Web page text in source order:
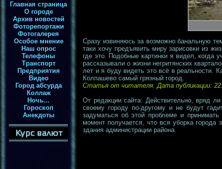
Главная страница
О городе
Архив новостей
Фоторепортажи
Фотогалерея
Особое мнение
Наш опрос
Телефоны
Транспорт
Предприятия
Видео
Город абсурда
Коллаж
Ночь...
Гороскоп
Анекдоты
Сразу извиняюсь за возможно банальную
таки хочу предъявить миру зарисовки из
где это. Подобные картинки я видел, когда
рассказывали о жизни негритянских
лет и я буду видеть это всё в реальности.
Колпашево самый грязный город.
Статья от читателя. Дата публикации:
От редакции сайта: Действительно, вряд
своему городу по-другому и не будут
задуматься об этой проблеме и
момент получается, что вся уборка города
здания администрации района.